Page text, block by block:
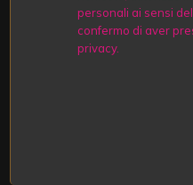
personali ai sensi
confermo di aver
privacy.